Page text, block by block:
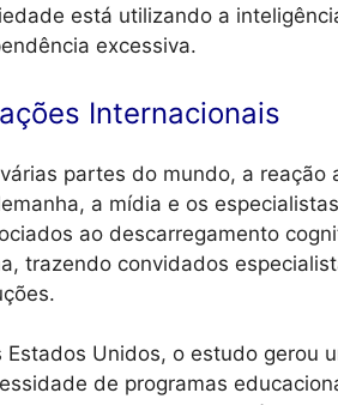
está utilizando a
excessiva.
Internacionais
partes do mundo, a reação
a mídia e os
ao descarregamento
trazendo convidados
Estados Unidos, o estudo gerou
de programas